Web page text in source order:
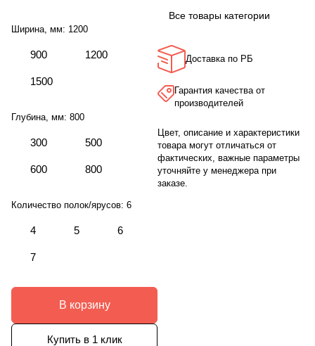
Ширина, мм: 1200
900 1200
1500
Глубина, мм: 800
300 500
600 800
Количество полок/ярусов: 6
4 5 6
7
В корзину
Купить в 1 клик
Все товары категории
Доставка по РБ
Гарантия качества от
производителей
Цвет, описание и характеристики
товара могут отличаться от
фактических, важные параметры
уточняйте у менеджера при
заказе.